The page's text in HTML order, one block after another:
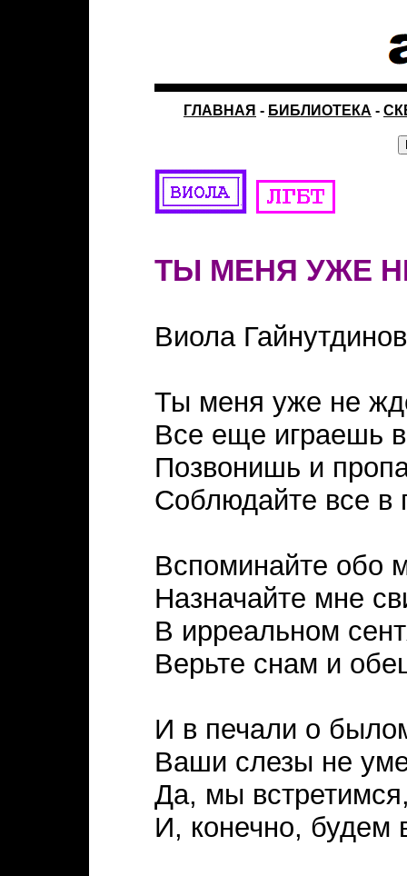
ГЛАВНАЯ - БИБЛИОТЕКА -
ТЫ МЕНЯ УЖЕ
Виола
Ты меня уже не
Все еще играешь
Позвонишь и
Соблюдайте все в
Вспоминайте обо
Назначайте мне
В ирреальном
Верьте снам и
И в печали о
Ваши слезы не
Да, мы
И, конечно, будем